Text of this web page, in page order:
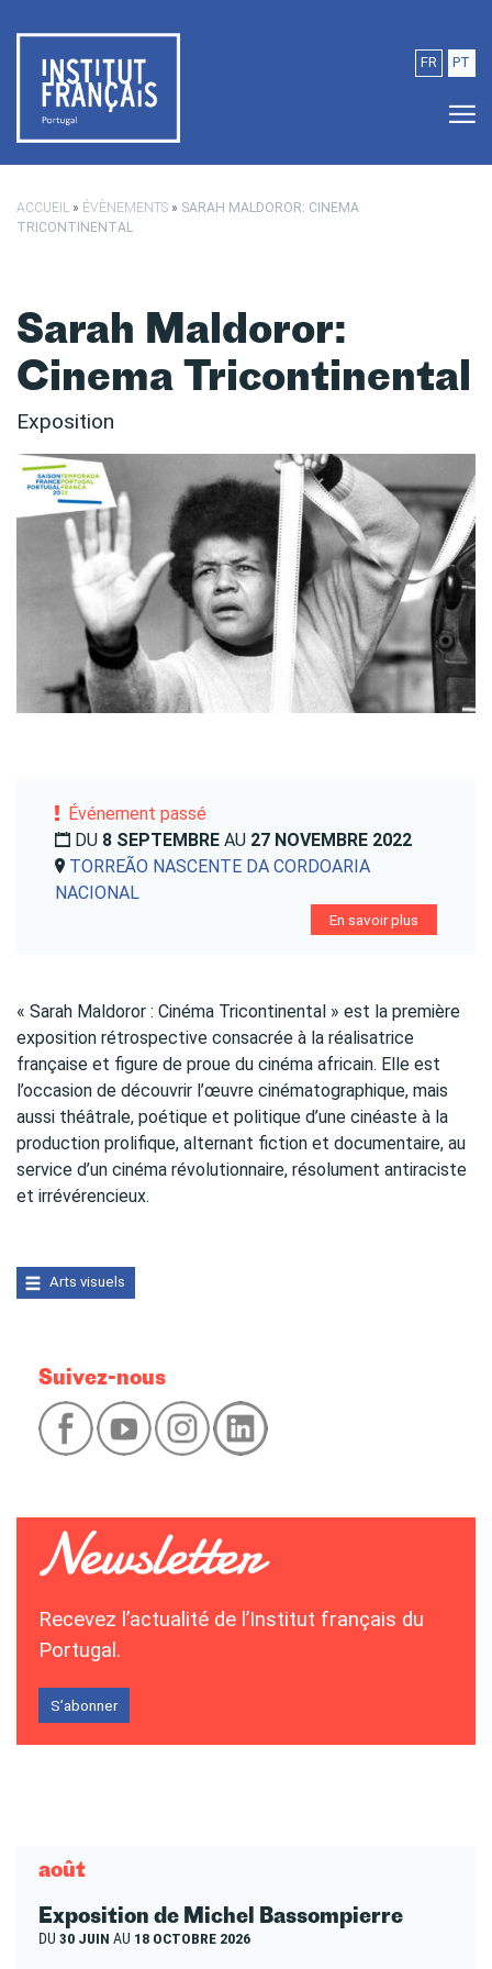
FR PT
ACCUEIL » ÉVÈNEMENTS » SARAH MALDOROR: CINEMA
TRICONTINENTAL
Sarah Maldoror:
Cinema Tricontinental
Exposition
Événement passé
DU 8 SEPTEMBRE AU 27 NOVEMBRE 2022
TORREÃO NASCENTE DA CORDOARIA
NACIONAL
En savoir plus
« Sarah Maldoror : Cinéma Tricontinental » est la première
exposition rétrospective consacrée à la réalisatrice
française et figure de proue du cinéma africain. Elle est
l’occasion de découvrir l’œuvre cinématographique, mais
aussi théâtrale, poétique et politique d’une cinéaste à la
production prolifique, alternant fiction et documentaire, au
service d’un cinéma révolutionnaire, résolument antiraciste
et irrévérencieux.
Arts visuels
Suivez-nous
Recevez l’actualité de l’Institut français du
Portugal.
S’abonner
août
Exposition de Michel Bassompierre
DU 30 JUIN AU 18 OCTOBRE 2026